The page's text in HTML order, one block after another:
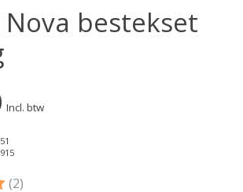
bestekset
Incl. btw
(2)